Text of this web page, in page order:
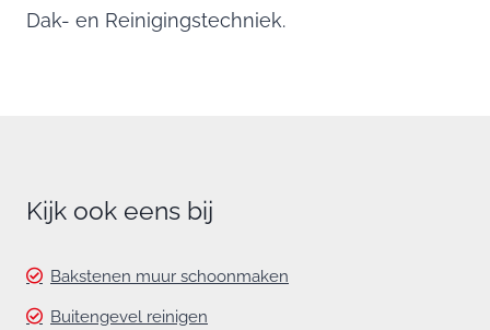
Dak- en Reinigingstechniek.
Kijk ook eens bij
Bakstenen muur schoonmaken
Buitengevel reinigen